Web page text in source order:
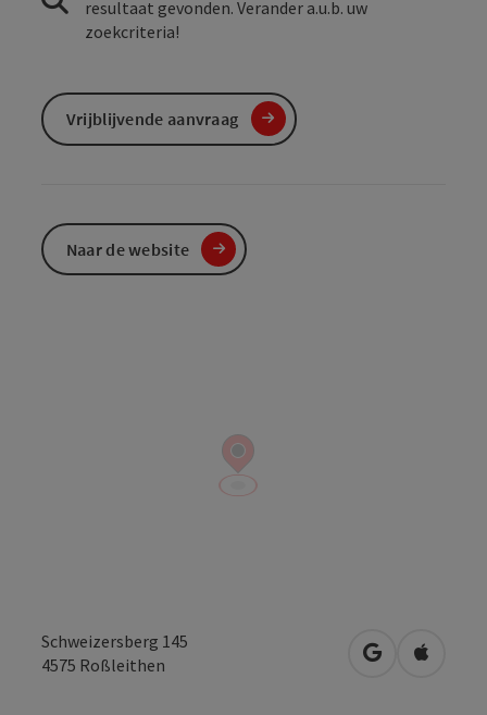
Schweizersberg 145
4575 Roßleithen Openen in
resultaat gevonden. Verander a.u.b. uw
zoekcriteria!
Vrijblijvende aanvraag
Naar de website